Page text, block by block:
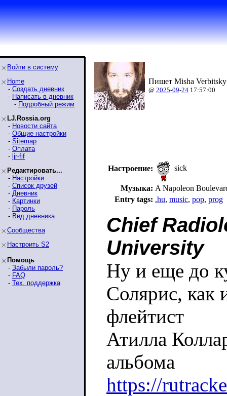
Войти в систему
Home
- Создать дневник
- Написать в дневник
- Подробный режим
LJ.Rossia.org
- Новости сайта
- Общие настройки
- Sitemap
- Оплата
- ljr-fif
Редактировать...
- Настройки
- Список друзей
- Дневник
- Картинки
- Пароль
- Вид дневника
Сообщества
Настроить S2
Помощь
- Забыли пароль?
- FAQ
- Тех. поддержка
Пишет Misha
@ 2025-09-24 17:57:00
Настроение: sick
Музыка: A Napoleon
Entry tags: .hu, music, pop, prog
Chief
University
Ну и еще до
Солярис, как
флейтист
Атилла
альбома
https://